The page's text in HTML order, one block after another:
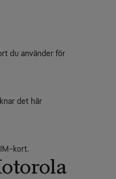
du använder för
det här
kort.